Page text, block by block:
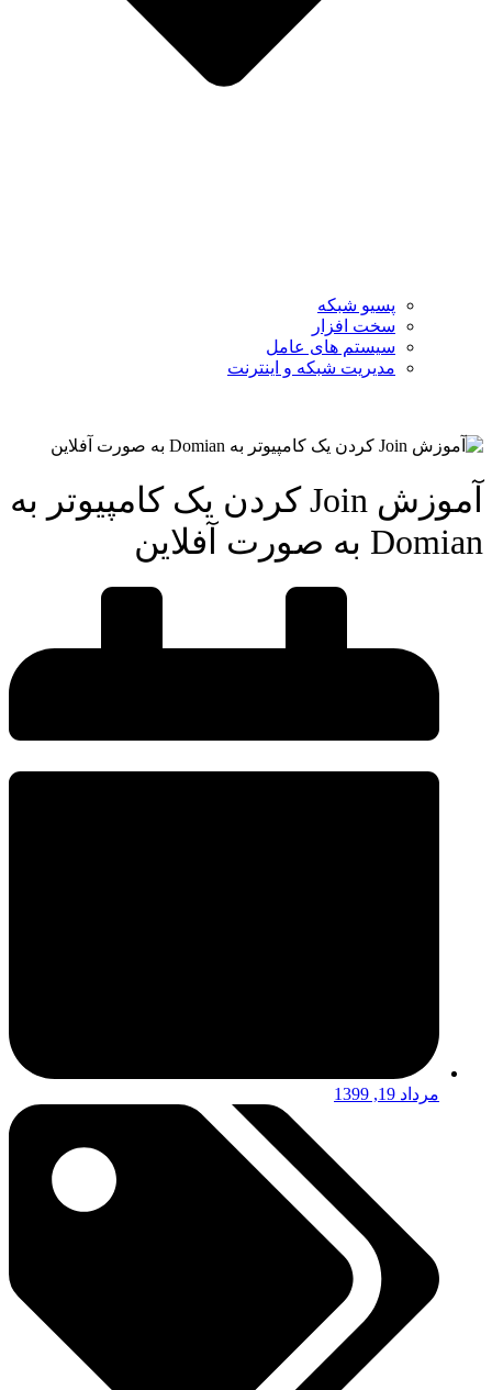
پسیو شبکه
سخت افزار
سیستم های عامل
مدیریت شبکه و اینترنت
آموزش Join کردن یک کامپیوتر به
Domian به صورت آفلاین
مرداد 19, 1399